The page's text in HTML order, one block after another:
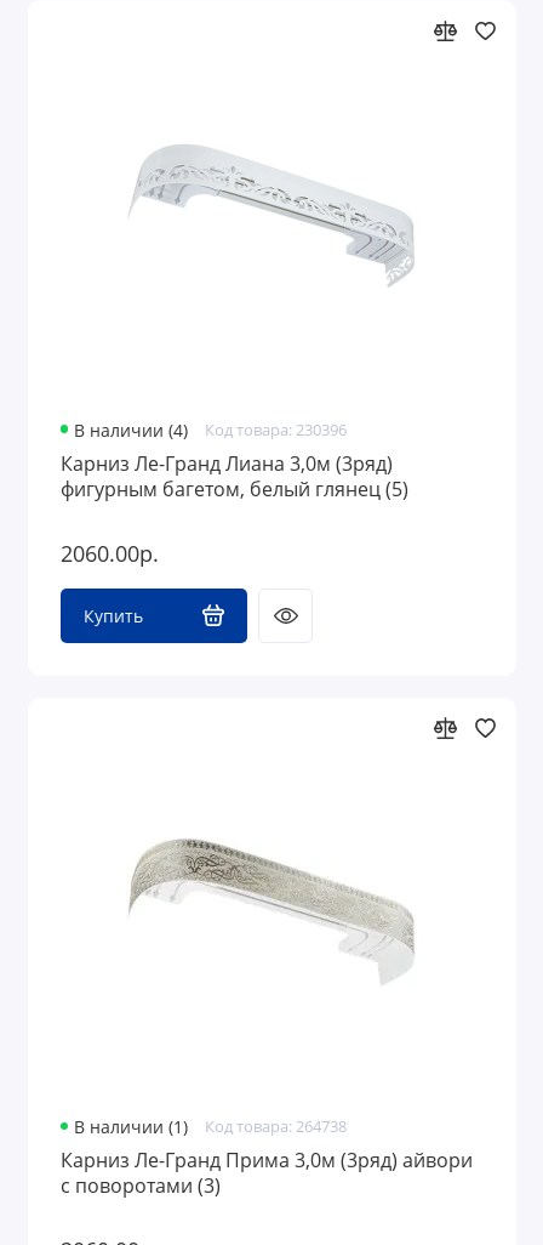
В наличии (4) Код товара: 230396
Карниз Ле-Гранд Лиана 3,0м (3ряд)
фигурным багетом, белый глянец (5)
2060.00р.
Купить
В наличии (1) Код товара: 264738
Карниз Ле-Гранд Прима 3,0м (3ряд) айвори
с поворотами (3)